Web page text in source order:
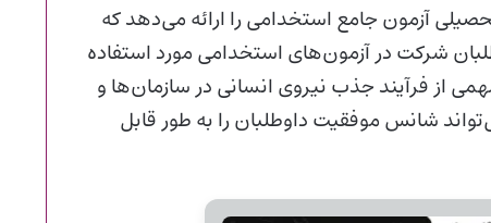
آزمون جامع استخدامی را ارائه می‌دهد که
شرکت در آزمون‌های استخدامی مورد استفاده
از فرآیند جذب نیروی انسانی در سازمان‌ها و
شانس موفقیت داوطلبان را به طور قابل